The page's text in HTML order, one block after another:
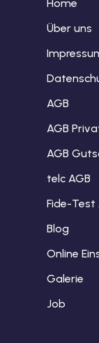
Home
Über uns
AGB
AGB
AGB
telc AGB
Fide-Test
Blog
Online
Galerie
Job